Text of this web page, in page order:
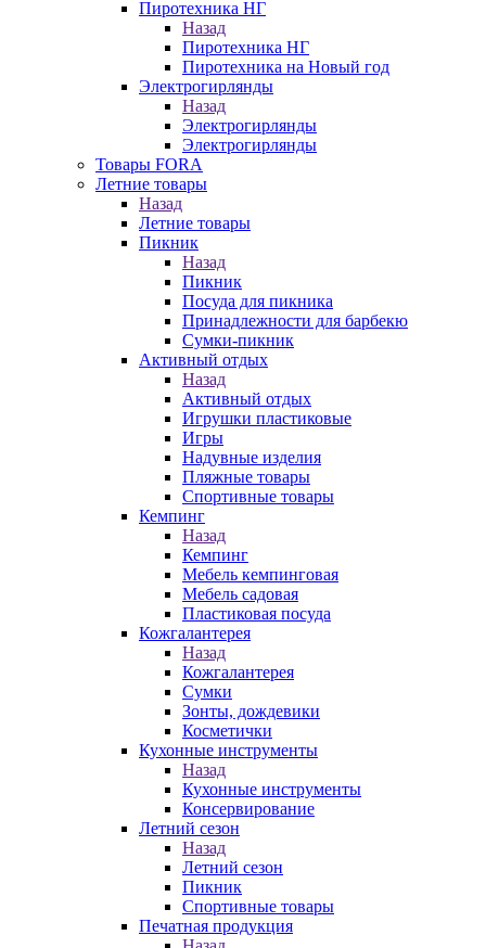
Пиротехника НГ
Назад
Пиротехника НГ
Пиротехника на Новый год
Электрогирлянды
Назад
Электрогирлянды
Электрогирлянды
Товары FORA
Летние товары
Назад
Летние товары
Пикник
Назад
Пикник
Посуда для пикника
Принадлежности для барбекю
Сумки-пикник
Активный отдых
Назад
Активный отдых
Игрушки пластиковые
Игры
Надувные изделия
Пляжные товары
Спортивные товары
Кемпинг
Назад
Кемпинг
Мебель кемпинговая
Мебель садовая
Пластиковая посуда
Кожгалантерея
Назад
Кожгалантерея
Сумки
Зонты, дождевики
Косметички
Кухонные инструменты
Назад
Кухонные инструменты
Консервирование
Летний сезон
Назад
Летний сезон
Пикник
Спортивные товары
Печатная продукция